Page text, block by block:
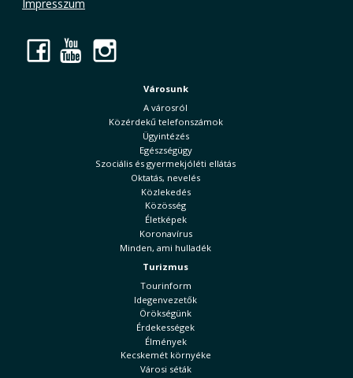
Impresszum
Facebook
YouTube
Városunk
A városról
Közérdekű telefonszámok
Ügyintézés
Egészségügy
Szociális és gyermekjóléti ellátás
Oktatás, nevelés
Közlekedés
Közösség
Életképek
Koronavírus
Minden, ami hulladék
Turizmus
Tourinform
Idegenvezetők
Örökségünk
Érdekességek
Élmények
Kecskemét környéke
Városi séták